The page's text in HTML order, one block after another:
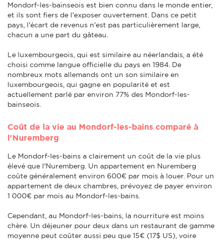
Mondorf-les-bainseois est bien connu dans le monde entier,
et ils sont fiers de l'exposer ouvertement. Dans ce petit
pays, l'écart de revenus n'est pas particulièrement large,
chacun a une part du gâteau.
Le luxembourgeois, qui est similaire au néerlandais, a été
choisi comme langue officielle du pays en 1984. De
nombreux mots allemands ont un son similaire en
luxembourgeois, qui gagne en popularité et est
actuellement parlé par environ 77% des Mondorf-les-
bainseois.
Coût de la vie au Mondorf-les-bains comparé à
l'Nuremberg
Le Mondorf-les-bains a clairement un coût de la vie plus
élevé que l'Nuremberg. Un appartement en Nuremberg
coûte généralement environ 600€ par mois à louer. Pour un
appartement de deux chambres, prévoyez de payer environ
1 000€ par mois au Mondorf-les-bains.
Cependant, au Mondorf-les-bains, la nourriture est moins
chère. Un déjeuner pour deux dans un restaurant de gamme
moyenne peut coûter aussi peu que 15€ (17$ US), voire